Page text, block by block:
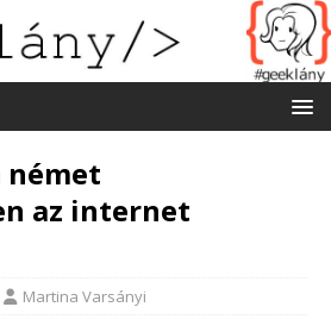
német
az internet
Martina Varsányi